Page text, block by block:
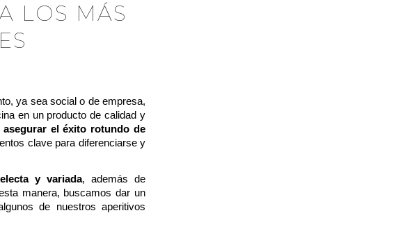
LOS MÁS
ya sea social o de empresa,
en un producto de calidad y
asegurar el éxito rotundo de
clave para diferenciarse y
y variada, además de
manera, buscamos dar un
de nuestros aperitivos